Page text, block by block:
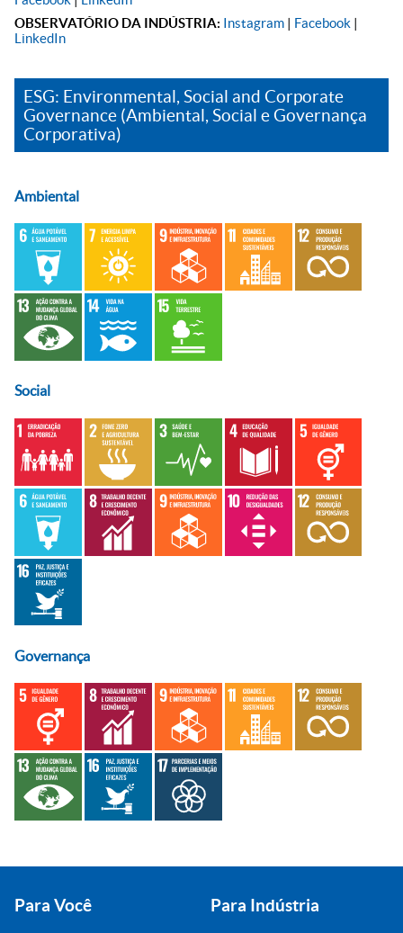
OBSERVATÓRIO DA INDÚSTRIA: Instagram | Facebook |
LinkedIn
ESG: Environmental, Social and Corporate
Governance (Ambiental, Social e Governança
Corporativa)
Ambiental
Social
Governança
Para Você Para Indústria